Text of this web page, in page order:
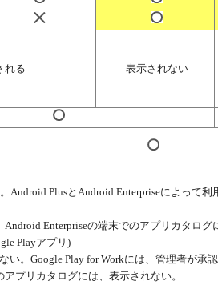
れる 表示されない
Android PlusとAndroid Enterpriseによって利
Enterpriseの端末でのアプリカタログ
Playアプリ)
い。Google Play for Workには、管理者が承
プリカタログには、表示されない。